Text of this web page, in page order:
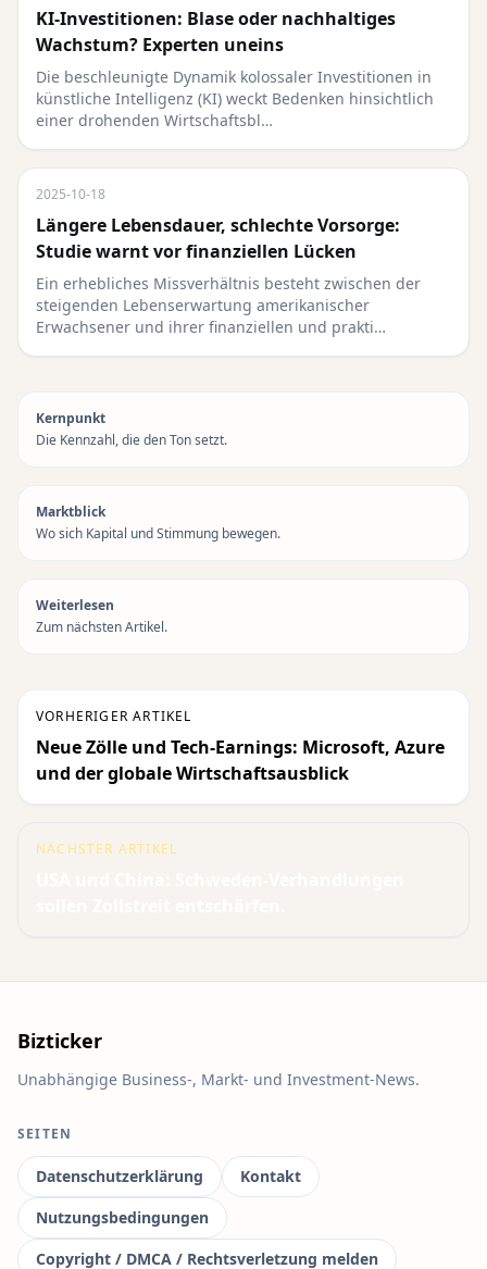
KI-Investitionen: Blase oder nachhaltiges
Wachstum? Experten uneins
Die beschleunigte Dynamik kolossaler Investitionen in
künstliche Intelligenz (KI) weckt Bedenken hinsichtlich
einer drohenden Wirtschaftsbl…
2025-10-18
Längere Lebensdauer, schlechte Vorsorge:
Studie warnt vor finanziellen Lücken
Ein erhebliches Missverhältnis besteht zwischen der
steigenden Lebenserwartung amerikanischer
Erwachsener und ihrer finanziellen und prakti…
Kernpunkt
Die Kennzahl, die den Ton setzt.
Marktblick
Wo sich Kapital und Stimmung bewegen.
Weiterlesen
Zum nächsten Artikel.
VORHERIGER ARTIKEL
Neue Zölle und Tech-Earnings: Microsoft, Azure
und der globale Wirtschaftsausblick
NÄCHSTER ARTIKEL
Bizticker
Unabhängige Business-, Markt- und Investment-News.
SEITEN
Datenschutzerklärung
Kontakt
Nutzungsbedingungen
Copyright / DMCA / Rechtsverletzung melden